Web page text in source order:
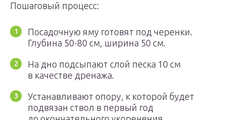
Пошаговый процесс:
Посадочную яму готовят под черенки.
Глубина 50-80 см, ширина 50 см.
На дно подсыпают слой песка 10 см
в качестве дренажа.
Устанавливают опору, к которой будет
подвязан ствол в первый год